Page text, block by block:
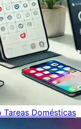
Domésticas